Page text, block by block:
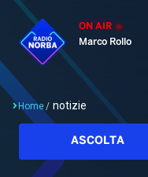
ON AIR
Marco Rollo
Home/ notizie
ASCOLTA